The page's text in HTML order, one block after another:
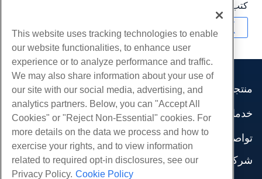
كتب بواسطة
منتجات
استضافة الموقع
استضافة الأعمال
موزع استضافة
موزع العلامة البيضاء
إدارة لينكس VPS
خدمات
هجرات الموقع
تواصل اجتماعي
وثائق المنتج
شركة
This website uses tracking technologies to enable
our website functionalities, to enhance user
experience or to analyze performance and traffic.
We may also share information about your use of
our site with our social media, advertising, and
analytics partners. Below, you can "Accept All
Cookies" or "Reject Non-Essential" cookies. For
more details on the data we process and how to
exercise your rights, and to view information
related to required opt-in disclosures, see our
Privacy Policy. Cookie Policy